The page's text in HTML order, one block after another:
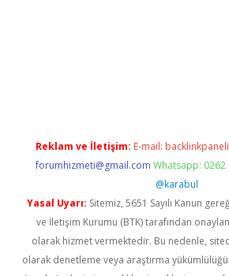
Reklam ve İletişim: E-mail:
forumhizmeti@gmail.com Whatsapp: 0262
@karabul
Yasal Uyarı: Sitemiz, 5651 Sayılı Kanun
ve İletişim Kurumu (BTK) tarafından
olarak hizmet vermektedir. Bu nedenle,
olarak denetleme veya araştırma